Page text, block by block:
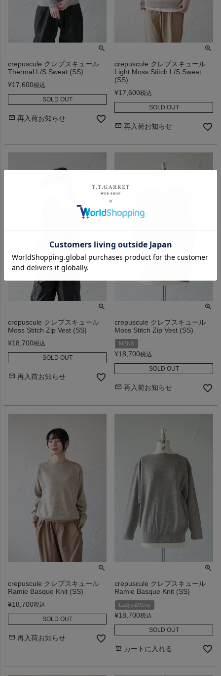
crepuscule クレプスキュール
Thermal L/S Sweat (SS)
¥17,600税込
SOLD OUT
再入荷お知らせ
crepuscule クレプスキュール
Light Moss Stitch L/S Sweat
(SS)
¥17,600税込
SOLD OUT
再入荷お知らせ
crepuscule クレプスキュール
Moss Stitch Zip Vest (SS)
¥18,700税込
SOLD OUT
再入荷お知らせ
crepuscule クレプスキュール
Moss Stitch Zip Vest (SS)
MENS
¥18,700税込
SOLD OUT
再入荷お知らせ
crepuscule クレプスキュール
Ramie Basque Knit (SS)
¥18,700税込
SOLD OUT
再入荷お知らせ
crepuscule クレプスキュール
Ramie Basque Knit (SS)
Ladys&Mens
¥18,700税込
SOLD OUT
カートに入れる